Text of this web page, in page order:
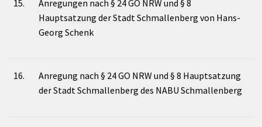
15.
Anregungen nach § 24 GO NRW und § 8
Hauptsatzung der Stadt Schmallenberg von Hans-
Georg Schenk
16.
Anregung nach § 24 GO NRW und § 8 Hauptsatzung
der Stadt Schmallenberg des NABU Schmallenberg